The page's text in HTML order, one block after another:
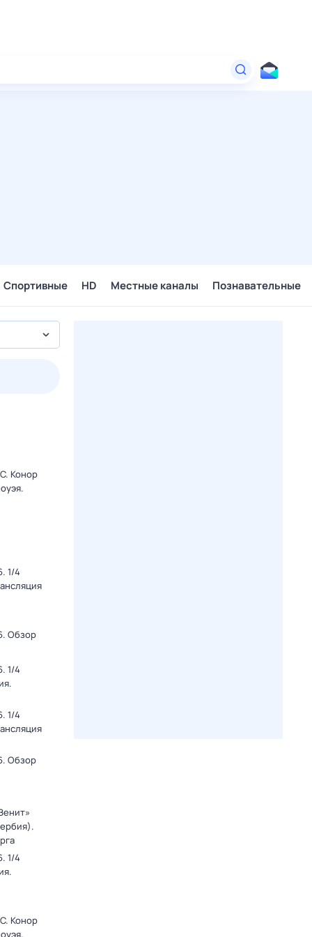
Спортивные HD Местные каналы Познавательные
Конор
1/4
Обзор
1/4
1/4
Обзор
1/4
Конор